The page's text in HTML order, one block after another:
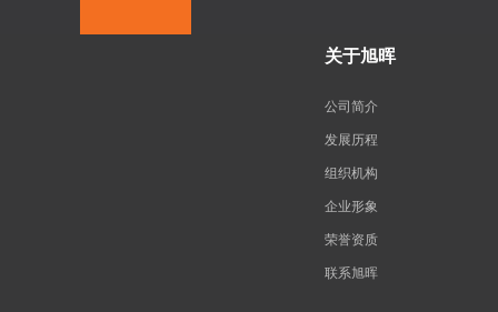
关于旭晖
公司简介
发展历程
组织机构
企业形象
荣誉资质
联系旭晖